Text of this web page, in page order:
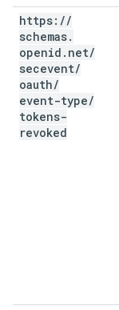
https: //
schemas.
openid . net/
secevent/
oauth/
event-type/
tokens-
revoked